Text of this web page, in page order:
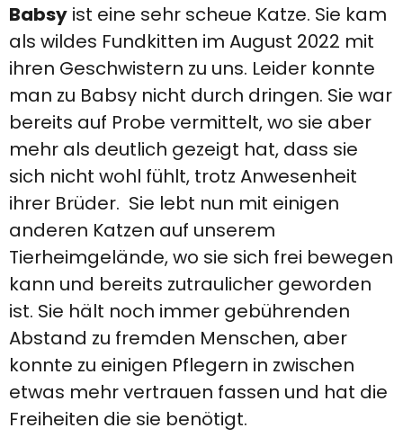
Babsyist eine sehr scheue Katze. Sie kam
als wildes Fundkitten im August 2022 mit
ihren Geschwistern zu uns. Leider konnte
man zu Babsy nicht durch dringen. Sie war
bereits auf Probe vermittelt, wo sie aber
mehr als deutlich gezeigt hat, dass sie
sich nicht wohl fühlt, trotz Anwesenheit
ihrer Brüder. Sie lebt nun mit einigen
anderen Katzen auf unserem
Tierheimgelände, wo sie sich frei bewegen
kann und bereits zutraulicher geworden
ist. Sie hält noch immer gebührenden
Abstand zu fremden Menschen, aber
konnte zu einigen Pflegern in zwischen
etwas mehr vertrauen fassen und hat die
Freiheiten die sie benötigt.